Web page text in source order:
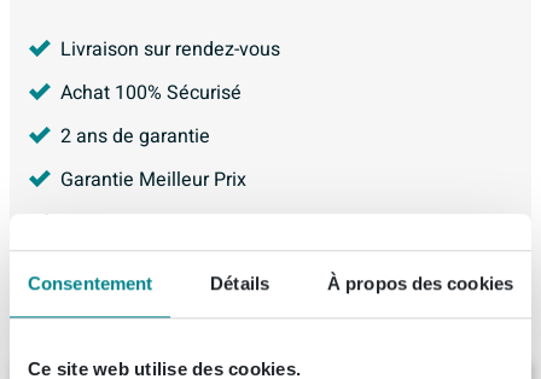
Consentement Détails À propos des cookies
Ce site web utilise des cookies.
Livraison sur rendez-vous
Achat 100% Sécurisé
2 ans de garantie
Garantie Meilleur Prix
Produit de remplacement